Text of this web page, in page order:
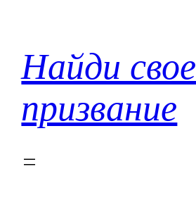
содержимому
Найди свое
призвание